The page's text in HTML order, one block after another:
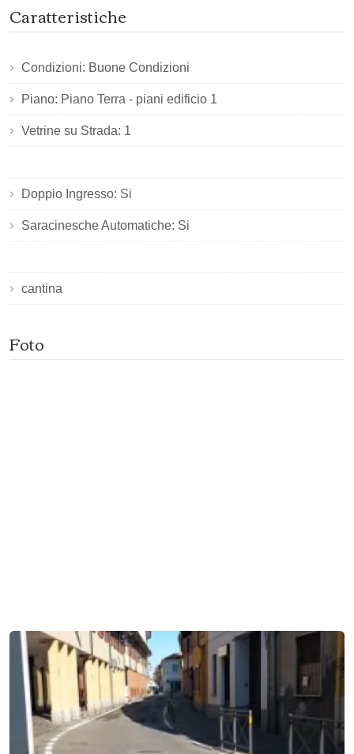
Caratteristiche
Condizioni: Buone Condizioni
Piano: Piano Terra - piani edificio 1
Vetrine su Strada: 1
Doppio Ingresso: Si
Saracinesche Automatiche: Si
cantina
Foto